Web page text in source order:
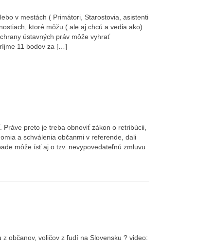
v mestách ( Primátori, Starostovia, asistenti
ktoré môžu ( ale aj chcú a vedia ako)
ústavných práv môže vyhrať
11 bodov za […]
Práve preto je treba obnoviť zákon o retribúcii,
a schválenia občanmi v referende, dali
môže ísť aj o tzv. nevypovedateľnú zmluvu
občanov, voličov z ľudí na Slovensku ? video: